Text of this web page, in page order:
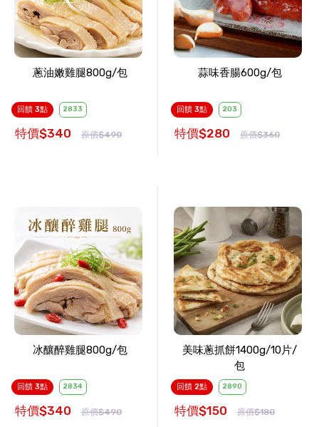
蔥油嫩雞腿800g/包
回饋 3點 2833
特價$340 原價$490
蒜味香腸600g/包
回饋 3點 203
特價$280 原價$360
冰釀醉雞腿800g/包
回饋 3點 2834
特價$340 原價$490
美味蔥抓餅1400g/10片/
包
回饋 2點 2890
特價$150 原價$180